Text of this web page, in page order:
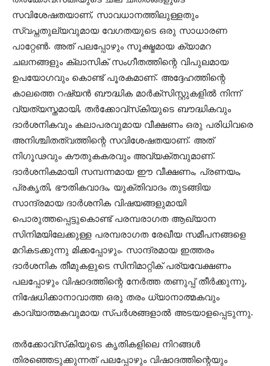
സവിശേഷതയാണ്, സാവധാനത്തിലുള്ളതും
സ്വപ്നതുല്യവുമായ വേഗതയുടെ ഒരു സാധാരണ
പാറ്റേണ്‍. അത് പലപ്പോഴും സൂക്ഷ്മമായ ക്യാമറ
ചലനങ്ങളും ക്ലാസിക് സംഗീതത്തിന്റെ വിപുലമായ
ഉപയോഗവും കൊണ്ട് പൂരകമാണ്. അദ്ദേഹത്തിന്റെ
കാലത്തെ റഷ്യന്‍ ബൗദ്ധിക മാര്‍ക്‌സിസ്റ്റുകളില്‍ നിന്ന്
വ്യത്യസ്തമായി, തര്‍ക്കോവ്‌സ്‌കിയുടെ ബൗദ്ധികവും
ദാര്‍ശനികവും കലാപരവുമായ വീക്ഷണം ഒരു പരിധിവരെ
അനിശ്ചിതത്വത്തിന്റെ സവിശേഷതയാണ്. അത്
നിഗൂഢവും കൗതുകകരവും അവ്യക്തവുമാണ്.
ദാര്‍ശനികമായി സമ്പന്നമായ ഈ വീക്ഷണം, പ്രണയം,
പ്രകൃതി, ഭൗതികവാദം, യുക്തിവാദം തുടങ്ങിയ
സാന്ദ്രമായ ദാര്‍ശനിക വിഷയങ്ങളുമായി
പൊരുത്തപ്പെട്ടുകൊണ്ട് പരമ്പരാഗത ആഖ്യാന
സിനിമയിലേക്കുള്ള പരമ്പരാഗത രേഖീയ സമീപനങ്ങളെ
മറികടക്കുന്നു മിക്കപ്പോഴും. സാന്ദ്രമായ ഇത്തരം
ദാര്‍ശനിക തീമുകളുടെ സിനിമാറ്റിക് പര്യവേക്ഷണം
പലപ്പോഴും വിഷാദത്തിന്റെ നേര്‍ത്ത തണുപ്പ് തീര്‍ക്കുന്നു,
നിഷേധിക്കാനാവാത്ത ഒരു തരം ധ്യാനാത്മകവും
കാവ്യാത്മകവുമായ സ്പര്‍ശങ്ങളാല്‍ അടയാളപ്പെടുന്നു.
തര്‍ക്കോവ്സ്‌കിയുടെ കൃതികളിലെ നിറങ്ങള്‍
തിരഞ്ഞെടുക്കുന്നത് പലപ്പോഴും വിഷാദത്തിന്റെയും